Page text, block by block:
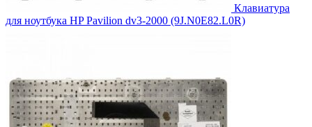
Клавиатура
для ноутбука HP Pavilion dv3-2000 (9J.N0E82.L0R)